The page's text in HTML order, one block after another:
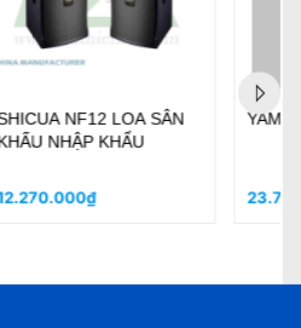
SHICUA NF15 LOA SÂN
KHẤU NHẬP KHẨU
15.880.000₫